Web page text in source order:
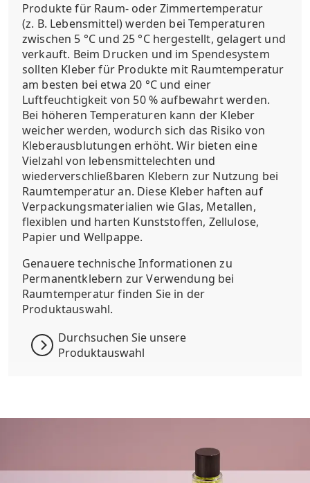
Produkte für Raum- oder Zimmertemperatur
(z. B. Lebensmittel) werden bei Temperaturen
zwischen 5 °C und 25 °C hergestellt, gelagert und
verkauft. Beim Drucken und im Spendesystem
sollten Kleber für Produkte mit Raumtemperatur
am besten bei etwa 20 °C und einer
Luftfeuchtigkeit von 50 % aufbewahrt werden.
Bei höheren Temperaturen kann der Kleber
weicher werden, wodurch sich das Risiko von
Kleberausblutungen erhöht. Wir bieten eine
Vielzahl von lebensmittelechten und
wiederverschließbaren Klebern zur Nutzung bei
Raumtemperatur an. Diese Kleber haften auf
Verpackungsmaterialien wie Glas, Metallen,
flexiblen und harten Kunststoffen, Zellulose,
Papier und Wellpappe.
Genauere technische Informationen zu
Permanentklebern zur Verwendung bei
Raumtemperatur finden Sie in der
Produktauswahl.
Durchsuchen Sie unsere
Produktauswahl